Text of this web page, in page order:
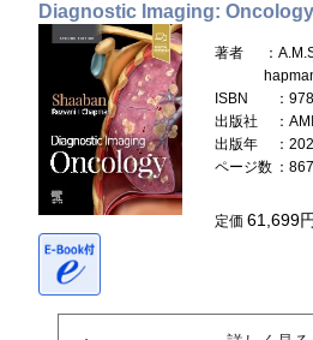
Diagnostic Imaging:
著者
：
ISBN
：
出版社
：
出版年
：
ページ数 ：
定価61,699